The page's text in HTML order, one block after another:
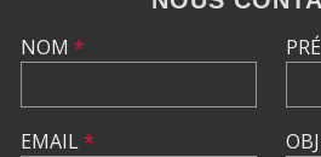
NOM *
EMAIL*